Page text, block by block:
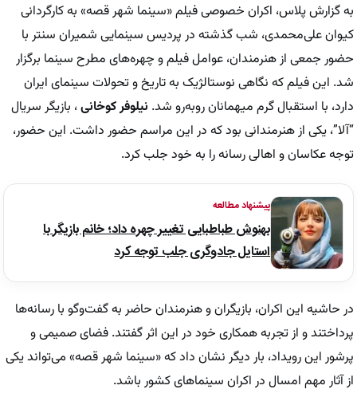
به گزارش پلاس، اکران خصوصی فیلم «سینما شهر قصه» به کارگردانی
کیوان علی‌محمدی، شب گذشته در پردیس سینمایی شمیران سنتر با
حضور جمعی از هنرمندان، عوامل فیلم و چهره‌های مطرح سینما برگزار
شد. این فیلم که نگاهی نوستالژیک به تاریخ و تحولات سینمای ایران
دارد، با استقبال گرم میهمانان روبه‌رو شد. نیلوفر کوخانی، بازیگر سریال
“آلا”، یکی از هنرمندانی بود که در این مراسم حضور داشت. این حضور،
توجه عکاسان و اهالی رسانه را به خود جلب کرد.
پیشنهاد مطالعه
بهنوش طباطبایی تغییر چهره داد؛ خانم بازیگر با
استایل جادوگری جلب توجه کرد
در حاشیه این اکران، بازیگران و هنرمندان حاضر به گفت‌وگو با رسانه‌ها
پرداختند و از تجربه همکاری خود در این اثر گفتند. فضای صمیمی و
پرشور این رویداد، بار دیگر نشان داد که «سینما شهر قصه» می‌تواند یکی
از آثار مهم امسال در اکران سینماهای کشور باشد.